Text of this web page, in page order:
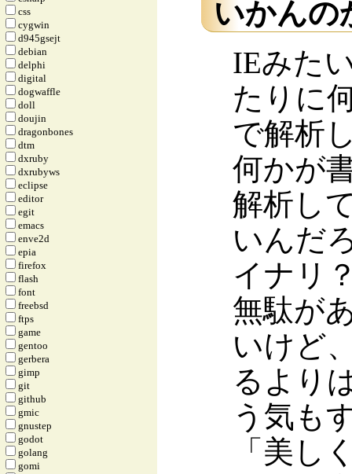
いかんの
IEみた
たりに
で解析
何かが
解析し
いんだ
イナリ
無駄が
いけど
るより
う気も
「美し
css
cygwin
d945gsejt
debian
delphi
digital
dogwaffle
doll
doujin
dragonbones
dtm
dxruby
dxrubyws
eclipse
editor
egit
emacs
enve2d
epia
firefox
flash
font
freebsd
ftps
game
gentoo
gerbera
gimp
git
github
gmic
gnustep
godot
golang
gomi